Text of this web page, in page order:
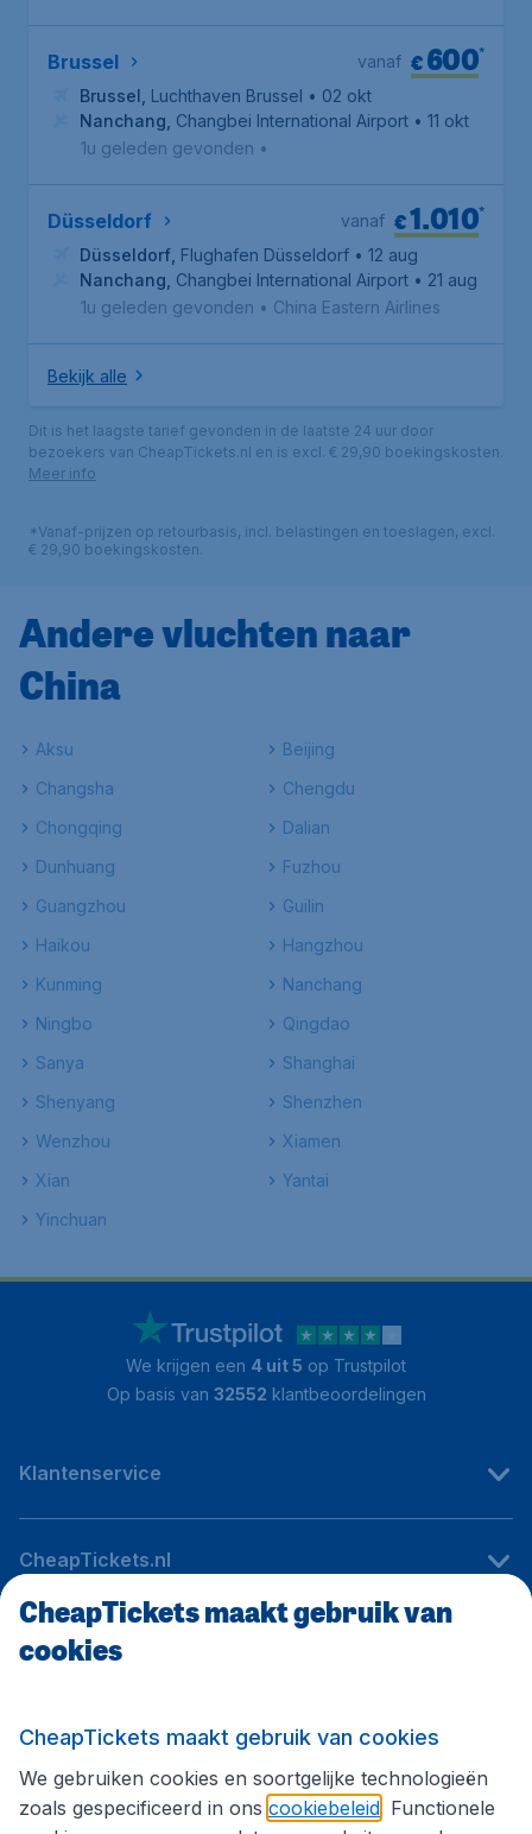
Brussel €600*
vanaf
Brussel Luchthaven Brussel • 02 okt
Nanchang Changbei International Airport • 11 okt
1u geleden gevonden •
Düsseldorf €1.010*
vanaf
Düsseldorf Flughafen Düsseldorf • 12 aug
Nanchang Changbei International Airport • 21 aug
1u geleden gevonden • China Eastern Airlines
Bekijk alle
Dit is het laagste tarief gevonden in de laatste 24 uur door
bezoekers van CheapTickets.nl en is excl. € 29,90 boekingskosten.
Meer info
*Vanaf-prijzen op retourbasis, incl. belastingen en toeslagen, excl.
€ 29,90 boekingskosten.
Andere vluchten naar
China
Aksu
Beijing
Changsha
Chengdu
Chongqing
Dalian
Dunhuang
Fuzhou
Guangzhou
Guilin
Haikou
Hangzhou
Kunming
Nanchang
Ningbo
Qingdao
Sanya
Shanghai
Shenyang
Shenzhen
Wenzhou
Xiamen
Xian
Yantai
Yinchuan
We krijgen een 4 uit 5 op Trustpilot
Op basis van 32552 klantbeoordelingen
Klantenservice
CheapTickets.nl
Internationale sites
Volg CheapTickets.nl
CheapTickets maakt gebruik van
cookies
CheapTickets maakt gebruik van cookies
We gebruiken cookies en soortgelijke technologieën
zoals gespecificeerd in ons cookiebeleid . Functionele